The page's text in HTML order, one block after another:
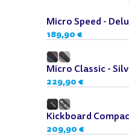
Micro Speed -
189,90 €
Dès 12 ans
Micro Classic -
229,90 €
Dès 12 ans
Kickboard
209,90 €